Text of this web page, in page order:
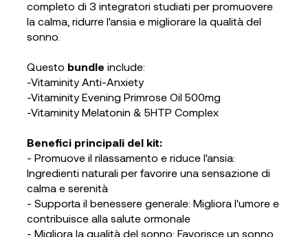
completo di 3 integratori studiati per promuovere
la calma, ridurre l'ansia e migliorare la qualità del
sonno.
Questo bundle include:
-Vitaminity Anti-Anxiety
-Vitaminity Evening Primrose Oil 500mg
-Vitaminity Melatonin & 5HTP Complex
Benefici principali del kit:
- Promuove il rilassamento e riduce l'ansia:
Ingredienti naturali per favorire una sensazione di
calma e serenità
- Supporta il benessere generale: Migliora l'umore e
contribuisce alla salute ormonale
- Migliora la qualità del sonno: Favorisce un sonno